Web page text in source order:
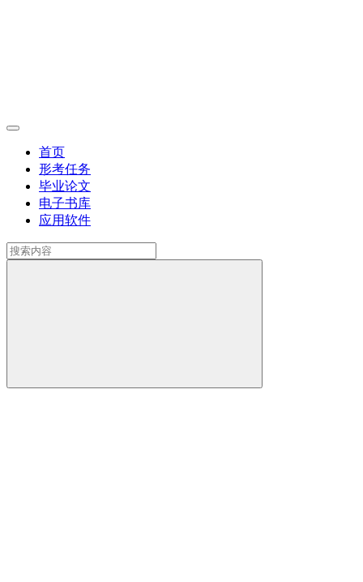
首页
形考任务
毕业论文
电子书库
应用软件